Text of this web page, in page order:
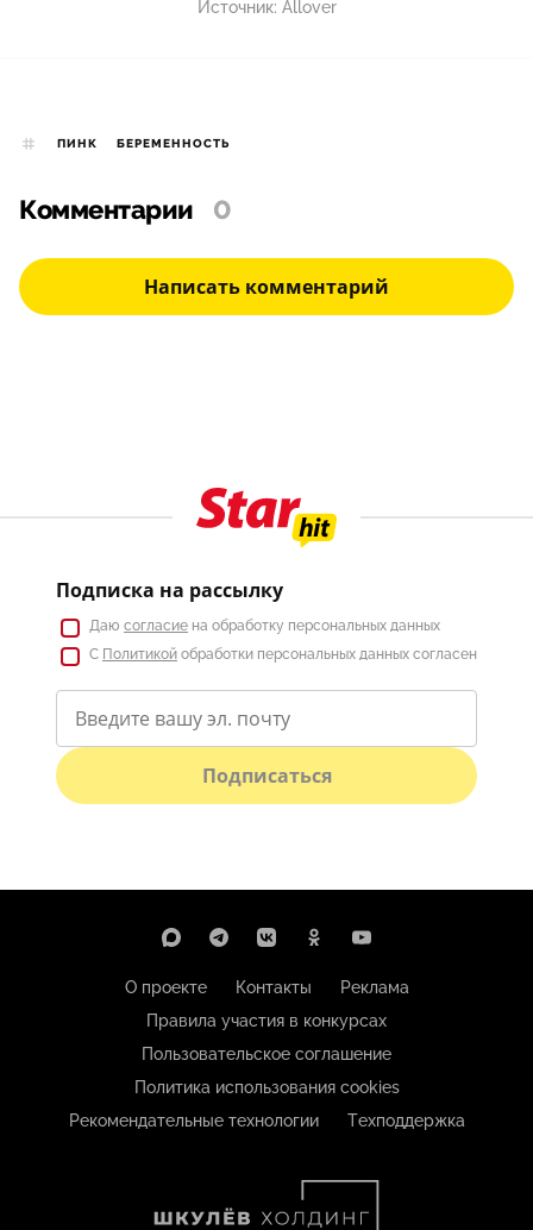
Источник: Allover
ПИНК БЕРЕМЕННОСТЬ
Комментарии 0
Написать комментарий
Подписка на рассылку
Даю согласие на обработку персональных данных
С Политикой обработки персональных данных согласен
Подписаться
О проекте Контакты
Реклама
Правила участия в конкурсах
Пользовательское соглашение
Политика использования cookies
Рекомендательные технологии
Техподдержка